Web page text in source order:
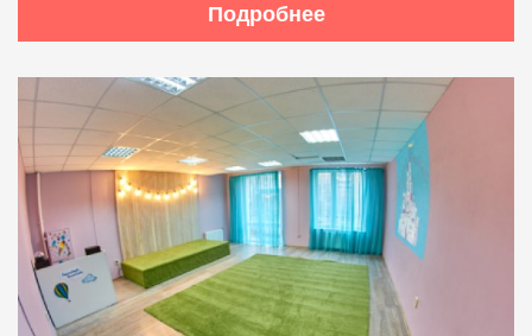
Подробнее